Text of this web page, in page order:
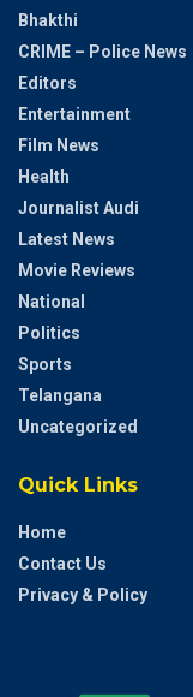
Bhakthi
CRIME – Police News
Editors
Entertainment
Film News
Health
Journalist Audi
Latest News
Movie Reviews
National
Politics
Sports
Telangana
Uncategorized
Quick Links
Home
Contact Us
Privacy & Policy